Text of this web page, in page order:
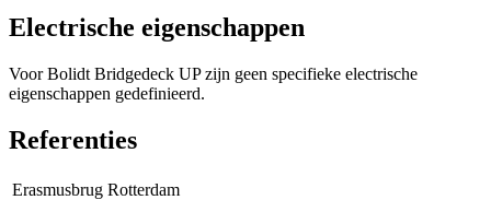
Electrische eigenschappen
Voor Bolidt Bridgedeck UP zijn geen specifieke electrische
eigenschappen gedefinieerd.
Referenties
Erasmusbrug Rotterdam